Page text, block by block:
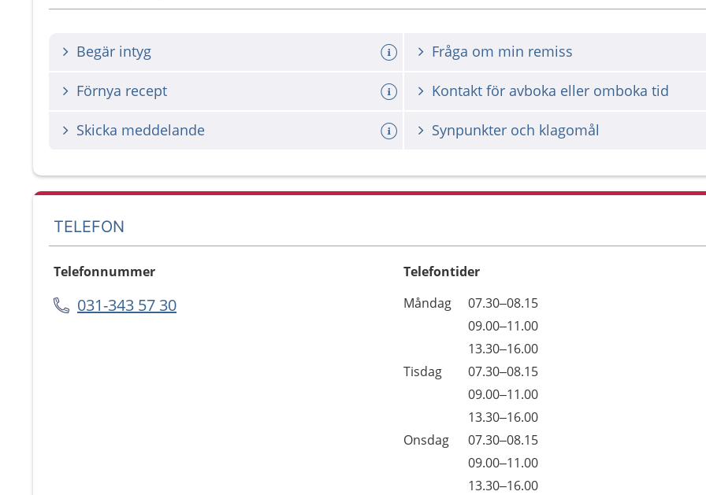
Begär intyg Fråga om min remiss
Förnya recept Kontakt för avboka eller omboka tid
Skicka meddelande Synpunkter och klagomål
TELEFON
Telefonnummer
031-343 57 30
Telefontider
Dag
Öppettider
Kommentarer
Måndag
07.30–08.15
09.00–11.00
13.30–16.00
Tisdag
07.30–08.15
09.00–11.00
13.30–16.00
Onsdag
07.30–08.15
09.00–11.00
13.30–16.00